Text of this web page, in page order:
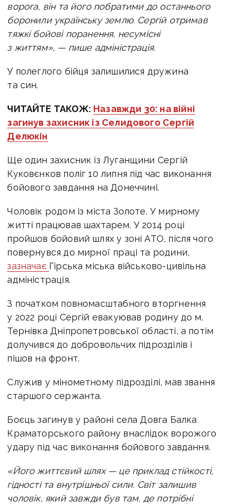
ворога, він та його побратими до останнього
боронили українську землю. Сергій отримав
тяжкі бойові поранення, несумісні
з життям», — пише адміністрація.
У полеглого бійця залишилися дружина
та син.
ЧИТАЙТЕ ТАКОЖ: Назавжди 30: на війні
загинув захисник із Селидового Сергій
Делюкін
Ще один захисник із Луганщини Сергій
Куковєнков поліг 10 липня під час виконання
бойового завдання на Донеччині.
Чоловік родом із міста Золоте. У мирному
житті працював шахтарем. У 2014 році
пройшов бойовий шлях у зоні АТО, після чого
повернувся до мирної праці та родини,
зазначає Гірська міська військово-цивільна
адміністрація.
З початком повномасштабного вторгнення
у 2022 році Сергій евакуював родину до м.
Тернівка Дніпропетровської області, а потім
долучився до добровольчих підрозділів і
пішов на фронт.
Служив у мінометному підрозділі, мав звання
старшого сержанта.
Боєць загинув у районі села Довга Балка
Краматорського району внаслідок ворожого
удару під час виконання бойового завдання.
«Його життєвий шлях — це приклад стійкості,
гідності та внутрішньої сили. Світ залишив
чоловік, який завжди був там, де потрібні